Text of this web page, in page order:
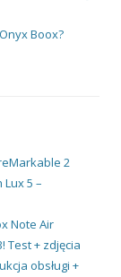
Boox?
2
5 –
Note Air
Test + zdjęcia
obsługi +